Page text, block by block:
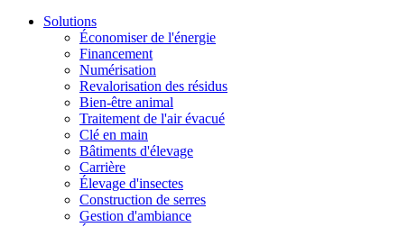
Solutions
Économiser de l'énergie
Financement
Numérisation
Revalorisation des résidus
Bien-être animal
Traitement de l'air évacué
Clé en main
Bâtiments d'élevage
Carrière
Élevage d'insectes
Construction de serres
Gestion d'ambiance